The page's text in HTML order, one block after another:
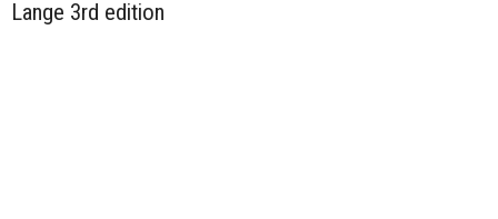
Lange 3rd edition